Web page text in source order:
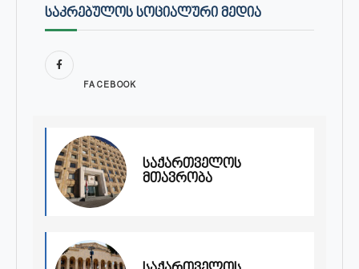
ᲡᲐᲙᲠᲔᲑᲣᲚᲝᲡ ᲡᲝᲪᲘᲐᲚᲣᲠᲘ ᲛᲔᲓᲘᲐ
FACEBOOK
საქართველოს
მთავრობა